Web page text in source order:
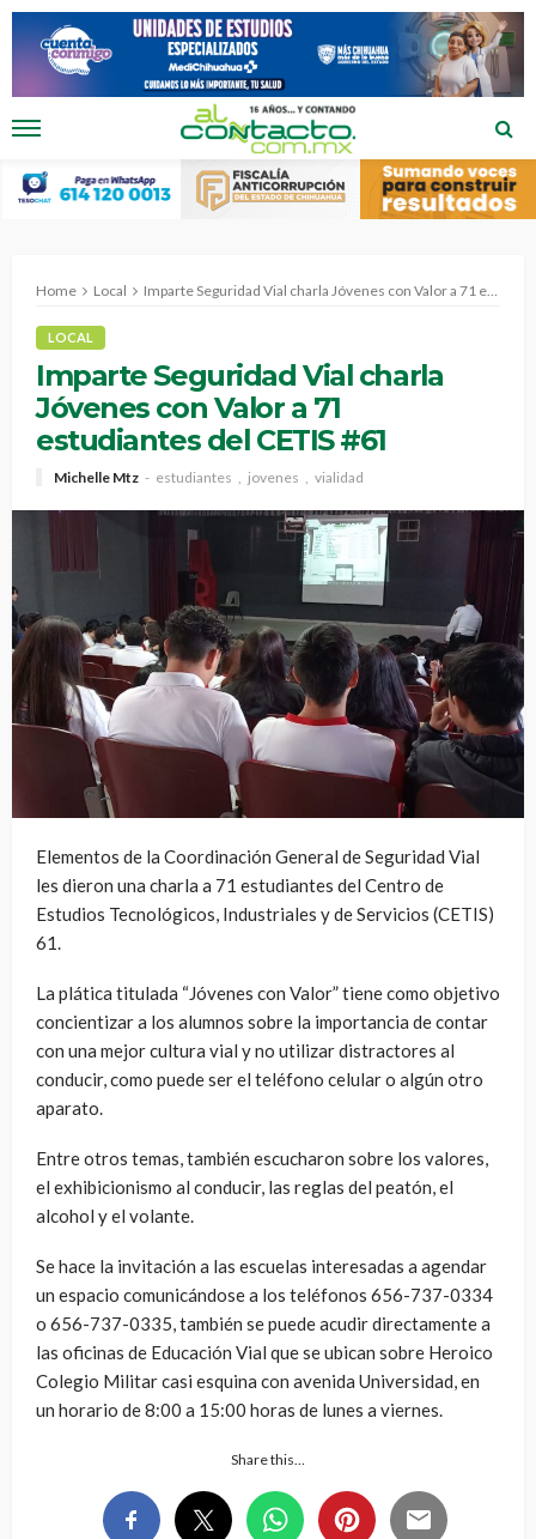
Home Local Imparte Seguridad Vial charla Jóvenes con Valor a 71 estudiantes del CETIS #61
LOCAL
Imparte Seguridad Vial charla
Jóvenes con Valor a 71
estudiantes del CETIS #61
Michelle Mtz estudiantes jovenes vialidad
Elementos de la Coordinación General de Seguridad Vial
les dieron una charla a 71 estudiantes del Centro de
Estudios Tecnológicos, Industriales y de Servicios (CETIS)
61.
La plática titulada “Jóvenes con Valor” tiene como objetivo
concientizar a los alumnos sobre la importancia de contar
con una mejor cultura vial y no utilizar distractores al
conducir, como puede ser el teléfono celular o algún otro
aparato.
Entre otros temas, también escucharon sobre los valores,
el exhibicionismo al conducir, las reglas del peatón, el
alcohol y el volante.
Se hace la invitación a las escuelas interesadas a agendar
un espacio comunicándose a los teléfonos 656-737-0334
o 656-737-0335, también se puede acudir directamente a
las oficinas de Educación Vial que se ubican sobre Heroico
Colegio Militar casi esquina con avenida Universidad, en
un horario de 8:00 a 15:00 horas de lunes a viernes.
Share this…